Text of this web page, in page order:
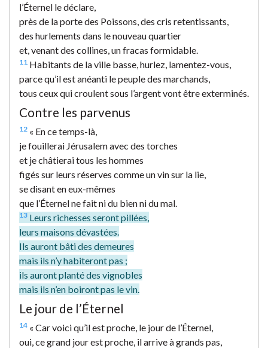
l’Éternel le déclare,
près de la porte des Poissons, des cris retentissants,
des hurlements dans le nouveau quartier
et, venant des collines, un fracas formidable.
11 Habitants de la ville basse, hurlez, lamentez-vous,
parce qu’il est anéanti le peuple des marchands,
tous ceux qui croulent sous l’argent vont être exterminés.
Contre les parvenus
12 « En ce temps-là,
je fouillerai Jérusalem avec des torches
et je châtierai tous les hommes
figés sur leurs réserves comme un vin sur la lie,
se disant en eux-mêmes
que l’Éternel ne fait ni du bien ni du mal.
13 Leurs richesses seront pillées,
leurs maisons dévastées.
Ils auront bâti des demeures
mais ils n’y habiteront pas ;
ils auront planté des vignobles
mais ils n’en boiront pas le vin.
Le jour de l’Éternel
14 « Car voici qu’il est proche, le jour de l’Éternel,
oui, ce grand jour est proche, il arrive à grands pas,